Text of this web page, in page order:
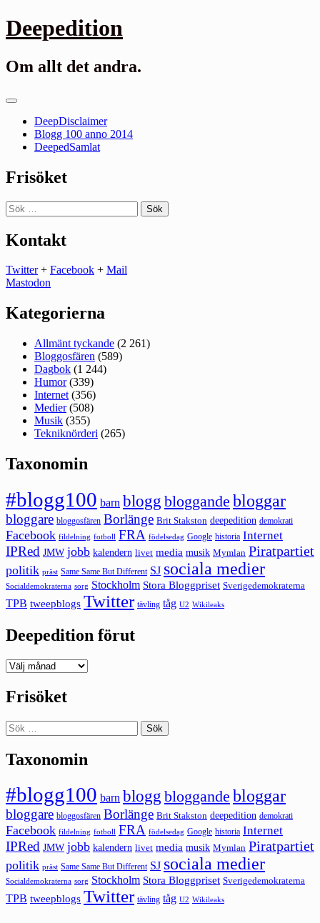
Gå
till
Deepedition
Om allt det andra.
Primär
DeepDisclaimer
Blogg 100 anno 2014
DeepedSamlat
Frisöket
Sök
efter:
Kontakt
Twitter+ Facebook + Mail
Mastodon
Kategorierna
Allmänt tyckande (2 261)
Bloggosfären (589)
Dagbok (1 244)
Humor(339)
Internet (356)
Medier(508)
Musik (355)
Tekniknörderi (265)
Taxonomin
#blogg100 barn blogg bloggande bloggar
bloggare bloggosfären Borlänge Brit Stakston deepedition demokrati
Facebook fildelning fotboll FRA födelsedag Google historia Internet
IPRed JMW jobb kalendern livet media musik Mymlan Piratpartiet
politik präst Same Same But Different SJ sociala medier
Socialdemokraterna sorg Stockholm Stora Bloggpriset Sverigedemokraterna
TPB tweepblogs Twitter tävling tåg U2 Wikileaks
Deepedition förut
Deepedition
Frisöket
Sök
efter:
Taxonomin
#blogg100 barn blogg bloggande bloggar
bloggare bloggosfären Borlänge Brit Stakston deepedition demokrati
Facebook fildelning fotboll FRA födelsedag Google historia Internet
IPRed JMW jobb kalendern livet media musik Mymlan Piratpartiet
politik präst Same Same But Different SJ sociala medier
Socialdemokraterna sorg Stockholm Stora Bloggpriset Sverigedemokraterna
TPB tweepblogs Twitter tävling tåg U2 Wikileaks